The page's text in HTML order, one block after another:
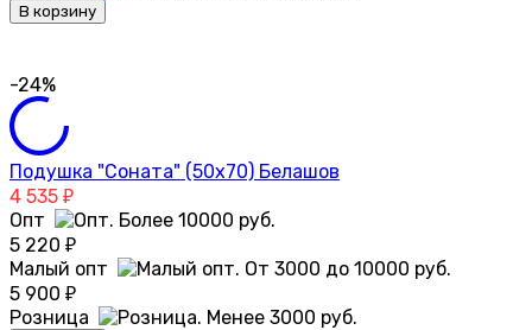
В корзину
-24%
Подушка "Соната" (50х70) Белашов
4 535 ₽
Опт
5 220 ₽
Малый опт
5 900 ₽
Розница